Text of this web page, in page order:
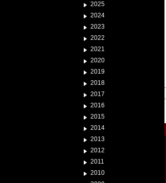
2025
2024
2023
2022
2021
2020
2019
2018
2017
2016
2015
2014
2013
2012
2011
2010